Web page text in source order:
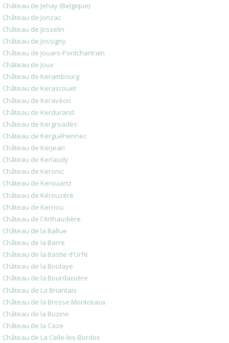
Château de Jehay (Belgique)
Château de Jonzac
Château de Josselin
Château de Jossigny
Château de Jouars-Pontchartrain
Château de Joux
Château de Kerambourg
Château de Kerascouet
Château de Keravéon
Château de Kerdurand
Château de Kergroadès
Château de Kerguéhennec
Château de Kerjean
Château de Kerlaudy
Château de Keronic
Château de Kerouartz
Château de Kérouzéré
Château de Kerriou
Château de l'Arthaudière
Château de la Ballue
Château de la Barre
Château de la Bastie d'Urfé
Château de la Boulaye
Château de la Bourdaisière
Château de La Briantais
Château de la Brosse Montceaux
Château de la Buzine
Château de la Caze
Château de La Celle-les-Bordes